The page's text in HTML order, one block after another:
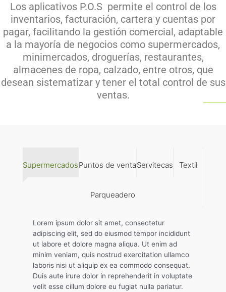
Los aplicativos P.O.S permite el control de los
inventarios, facturación, cartera y cuentas por
pagar, facilitando la gestión comercial, adaptable
a la mayoría de negocios como supermercados,
minimercados, droguerías, restaurantes,
almacenes de ropa, calzado, entre otros, que
desean sistematizar y tener el total control de sus
ventas.
SupermercadosPuntos de ventaServitecas Textil
Parqueadero
Lorem ipsum dolor sit amet, consectetur
adipiscing elit, sed do eiusmod tempor incididunt
ut labore et dolore magna aliqua. Ut enim ad
minim veniam, quis nostrud exercitation ullamco
laboris nisi ut aliquip ex ea commodo consequat.
Duis aute irure dolor in reprehenderit in voluptate
velit esse cillum dolore eu fugiat nulla pariatur.